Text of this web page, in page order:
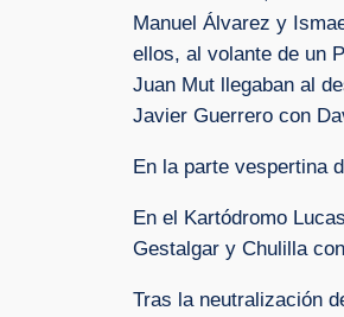
Manuel Álvarez y
ellos, al volante de un
Juan Mut llegaban al
Javier Guerrero con
En la parte vespertina
En el Kartódromo
Gestalgar y Chulilla
Tras la neutralización